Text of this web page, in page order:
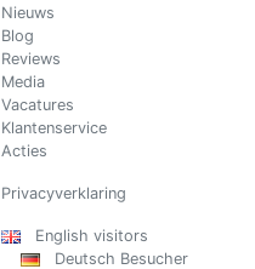
Nieuws
Blog
Reviews
Media
Vacatures
Klantenservice
Acties
Privacyverklaring
English visitors
Deutsch Besucher